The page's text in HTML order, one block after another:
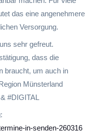
das eine angenehmere
Versorgung.
sehr gefreut.
dass die
braucht, um auch in
Münsterland
#DIGITAL
in-senden-260316